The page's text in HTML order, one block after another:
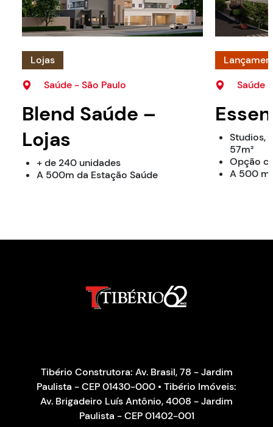
Lojas
Saúde - São Paulo
Blend Saúde –
Lojas
+ de 240 unidades
A 500m da Estação Saúde
Saúde
Studios,
57m²
Opção
A 500 m
Tibério Construtora: Av. Brasil, 78 - Jardim
Paulista - CEP 01430-000 • Tibério Imóveis:
Av. Brigadeiro Luís Antônio, 4008 - Jardim
Paulista - CEP 01402-001